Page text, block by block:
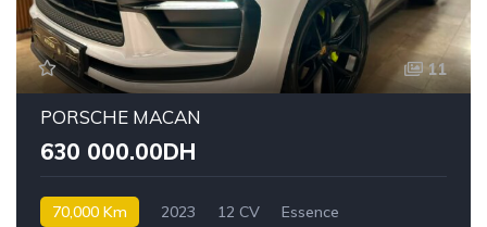
11
PORSCHE MACAN
630 000.00DH
70,000 Km 2023 12 CV Essence